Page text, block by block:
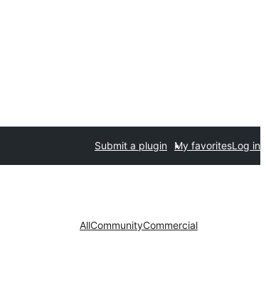
Submit a plugin My favoritesLog in
AllCommunityCommercial